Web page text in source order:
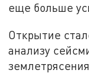
еще больше
Открытие
анализу